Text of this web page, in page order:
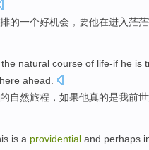
的一个好机会 ，要他在进入茫茫
the natural course of life-if he is
ahead
的自然旅程，如果他真的是我前世
is a providential and perhaps